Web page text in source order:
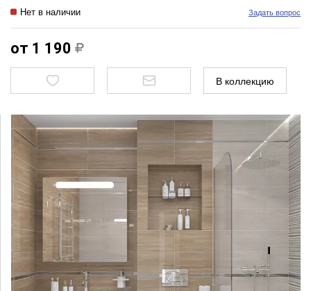
Нет в наличии Задать вопрос
от 1 190
В коллекцию